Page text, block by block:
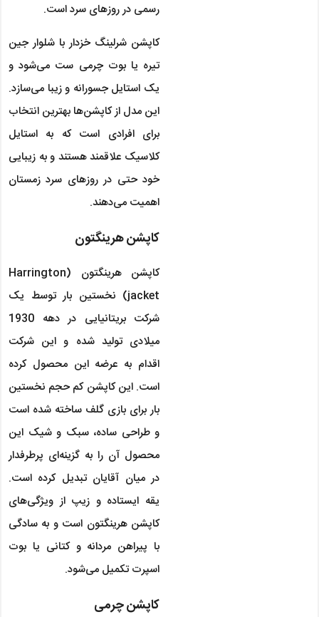
رسمی در روزهای سرد است.
کاپشن شرلینگ خزدار با شلوار جین
تیره یا بوت چرمی ست می‌شود و
یک استایل جسورانه و زیبا می‌سازد.
این مدل از کاپشن‌ها بهترین انتخاب
برای افرادی است که به استایل
کلاسیک علاقمند هستند و به زیبایی
خود حتی در روزهای سرد زمستان
اهمیت می‌دهند.
کاپشن هرینگتون
کاپشن هرینگتون (Harrington
jacket) نخستین بار توسط یک
شرکت بریتانیایی در دهه 1930
میلادی تولید شده و این شرکت
اقدام به عرضه این محصول کرده
است. این کاپشن کم حجم نخستین
بار برای بازی گلف ساخته شده است
و طراحی ساده، سبک و شیک این
محصول آن را به گزینه‌ای پرطرفدار
در میان آقایان تبدیل کرده است.
یقه ایستاده و زیپ از ویژگی‌های
کاپشن هرینگتون است و به سادگی
با پیراهن مردانه و کتانی یا بوت
اسپرت تکمیل می‌شود.
کاپشن چرمی